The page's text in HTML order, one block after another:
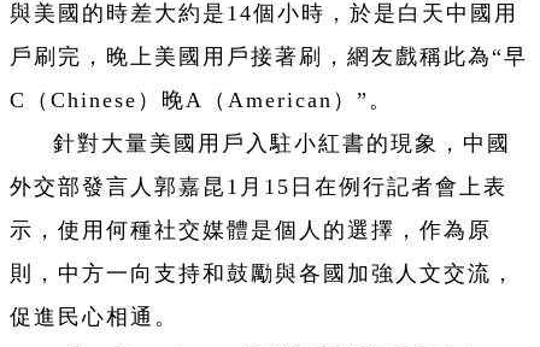
與美國的時差大約是14個小時，於是白天中國用
戶刷完，晚上美國用戶接著刷，網友戲稱此為“早
C（Chinese）晚A（American）”。
針對大量美國用戶入駐小紅書的現象，中國
外交部發言人郭嘉昆1月15日在例行記者會上表
示，使用何種社交媒體是個人的選擇，作為原
則，中方一向支持和鼓勵與各國加強人文交流，
促進民心相通。